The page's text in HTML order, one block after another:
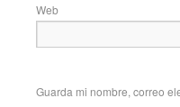
Web
Guarda mi nombre, correo